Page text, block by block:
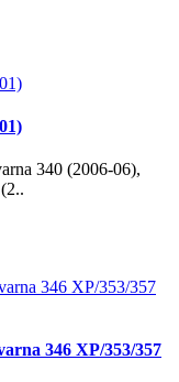
340 (2006-06),
346 XP/353/357